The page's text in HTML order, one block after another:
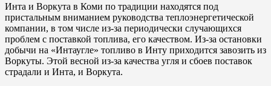
Инта и Воркута в Коми по традиции находятся под
пристальным вниманием руководства теплоэнергетической
компании, в том числе из-за периодически случающихся
проблем с поставкой топлива, его качеством. Из-за остановки
добычи на «Интаугле» топливо в Инту приходится завозить из
Воркуты. Этой весной из-за качества угля и сбоев поставок
страдали и Инта, и Воркута.